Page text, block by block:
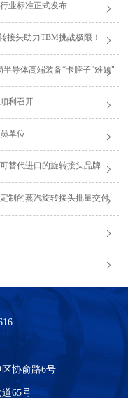
业标准正式发布
接头助力TBM挑战极限！
导体高端装备“卡脖子”难题"
利召开
单位
替代进口的旋转接头品牌
制的蒸汽旋转接头批量交付
协俞路6号
65号